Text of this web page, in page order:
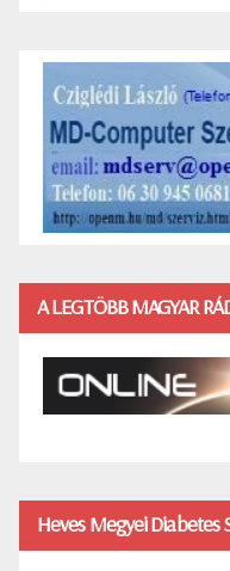
A LEGTÖBB MAGYAR
Heves Megyei Diabetes